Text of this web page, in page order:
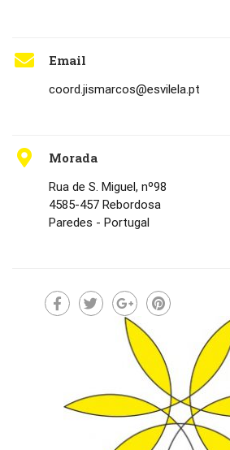
Email
coord.jismarcos@esvilela.pt
Morada
Rua de S. Miguel, nº98
4585-457 Rebordosa
Paredes - Portugal